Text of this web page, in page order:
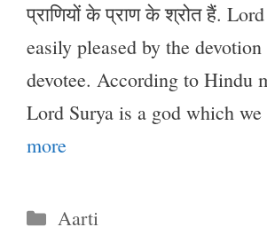
प्राणियों के प्राण के श्रोत हैं.
easily pleased by the
devotee. According to Hindu
Lord Surya is a god which
more
Categories
Aarti